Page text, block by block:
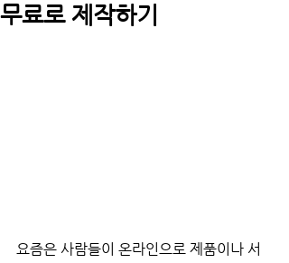
무료로 제작하기
요즘은 사람들이 온라인으로 제품이나 서